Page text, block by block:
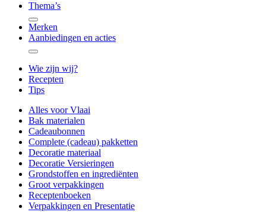
Thema’s
Merken
Aanbiedingen en acties
Wie zijn wij?
Recepten
Tips
Alles voor Vlaai
Bak materialen
Cadeaubonnen
Complete (cadeau) pakketten
Decoratie materiaal
Decoratie Versieringen
Grondstoffen en ingrediënten
Groot verpakkingen
Receptenboeken
Verpakkingen en Presentatie